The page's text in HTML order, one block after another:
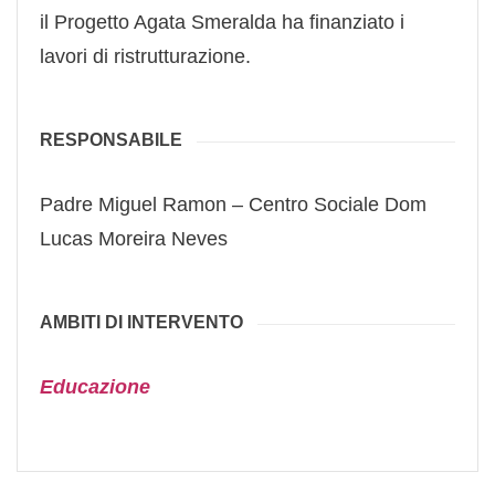
il Progetto Agata Smeralda ha finanziato i
lavori di ristrutturazione.
RESPONSABILE
Padre Miguel Ramon – Centro Sociale Dom
Lucas Moreira Neves
AMBITI DI INTERVENTO
Educazione